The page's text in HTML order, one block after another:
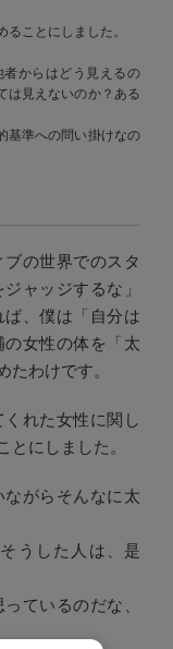
ことにしました。
者からはどう見えるの
は見えないのか？ある
基準への問い掛けなの
の世界でのスタ
ャッジするな」
、僕は「自分は
女性の体を「太
たわけです。
れた女性に関し
とにしました。
ながらそんなに太
うした人は、是
ているのだな、